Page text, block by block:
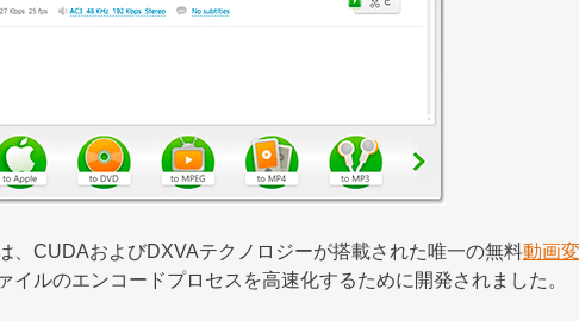
、CUDAおよびDXVAテクノロジーが搭載された唯一の無料動画
イルのエンコードプロセスを高速化するために開発されました。